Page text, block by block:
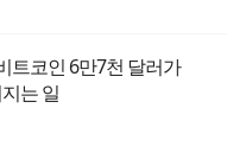
트코인 6만7천 달러가
는 일